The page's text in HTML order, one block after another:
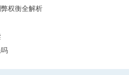
权衡全解析